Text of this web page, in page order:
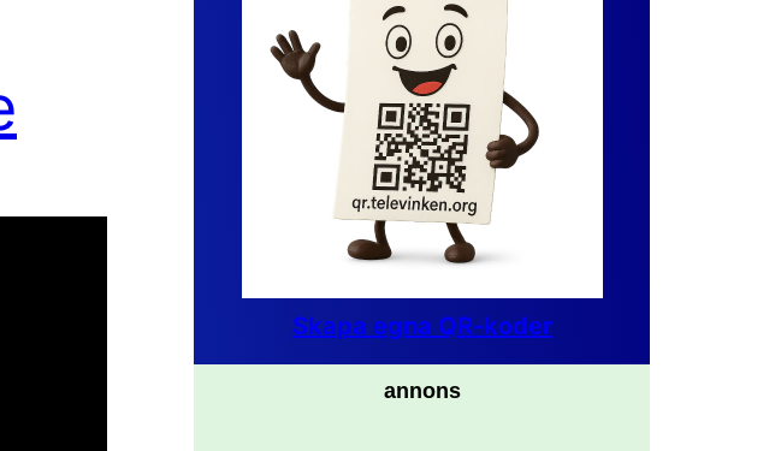
Skapa egna QR-koder
annons